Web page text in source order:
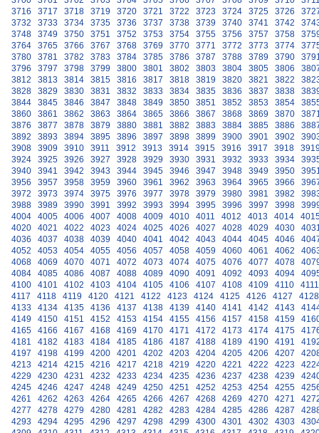
3716
3717 3718 3719 3720 3721 3722 3723 3724 3725 3726
3732
3733 3734 3735 3736 3737 3738 3739 3740 3741 3742
3748
3749 3750 3751 3752 3753 3754 3755 3756 3757 3758
3764
3765 3766 3767 3768 3769 3770 3771 3772 3773 3774
3780
3781 3782 3783 3784 3785 3786 3787 3788 3789 3790
3796
3797 3798 3799 3800 3801 3802 3803 3804 3805 3806
3812
3813 3814 3815 3816 3817 3818 3819 3820 3821 3822
3828
3829 3830 3831 3832 3833 3834 3835 3836 3837 3838
3844
3845 3846 3847 3848 3849 3850 3851 3852 3853 3854
3860
3861 3862 3863 3864 3865 3866 3867 3868 3869 3870
3876
3877 3878 3879 3880 3881 3882 3883 3884 3885 3886
3892
3893 3894 3895 3896 3897 3898 3899 3900 3901 3902
3908
3909 3910 3911 3912 3913 3914 3915 3916 3917 3918
3924
3925 3926 3927 3928 3929 3930 3931 3932 3933 3934
3940
3941 3942 3943 3944 3945 3946 3947 3948 3949 3950
3956
3957 3958 3959 3960 3961 3962 3963 3964 3965 3966
3972
3973 3974 3975 3976 3977 3978 3979 3980 3981 3982
3988
3989 3990 3991 3992 3993 3994 3995 3996 3997 3998
4004
4005 4006 4007 4008 4009 4010 4011 4012 4013 4014
4020
4021 4022 4023 4024 4025 4026 4027 4028 4029 4030
4036
4037 4038 4039 4040 4041 4042 4043 4044 4045 4046
4052
4053 4054 4055 4056 4057 4058 4059 4060 4061 4062
4068
4069 4070 4071 4072 4073 4074 4075 4076 4077 4078
4084
4085 4086 4087 4088 4089 4090 4091 4092 4093 4094
4100
4101 4102 4103 4104 4105 4106 4107 4108 4109 4110
4111
4117
4118 4119 4120 4121 4122 4123 4124 4125 4126 4127
4128
4133
4134 4135 4136 4137 4138 4139 4140 4141 4142 4143
4149
4150 4151 4152 4153 4154 4155 4156 4157 4158 4159
4165
4166 4167 4168 4169 4170 4171 4172 4173 4174 4175
4181
4182 4183 4184 4185 4186 4187 4188 4189 4190 4191
4197
4198 4199 4200 4201 4202 4203 4204 4205 4206 4207
4213
4214 4215 4216 4217 4218 4219 4220 4221 4222 4223
4229
4230 4231 4232 4233 4234 4235 4236 4237 4238 4239
4245
4246 4247 4248 4249 4250 4251 4252 4253 4254 4255
4261
4262 4263 4264 4265 4266 4267 4268 4269 4270 4271
4277
4278 4279 4280 4281 4282 4283 4284 4285 4286 4287
4293
4294 4295 4296 4297 4298 4299 4300 4301 4302 4303